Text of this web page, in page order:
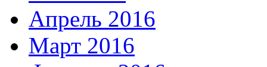
Апрель 2016
Март 2016